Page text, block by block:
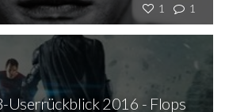
1 1
Userrückblick 2016 - Flops